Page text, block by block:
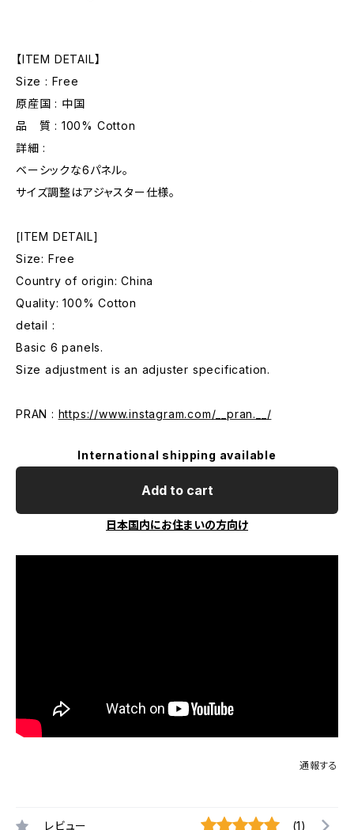
【ITEM DETAIL】
Size : Free
原産国 : 中国
品 質 : 100% Cotton
詳細 :
ベーシックな6パネル。
サイズ調整はアジャスター仕様。
[ITEM DETAIL]
Size: Free
Country of origin: China
Quality: 100% Cotton
detail :
Basic 6 panels.
Size adjustment is an adjuster specification.
PRAN : https://www.instagram.com/__pran.__/
International shipping available
Add to cart
日本国内にお住まいの方向け
通報する
レビュー (1)